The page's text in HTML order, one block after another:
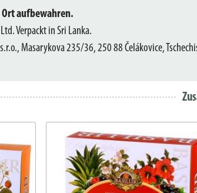
aufbewahren.
Verpackt in Sri Lanka.
Masarykova 235/36, 250 88 Čelákovice,